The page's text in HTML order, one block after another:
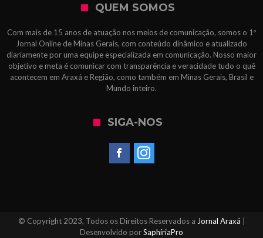
QUEM SOMOS
Com mais de 15 anos de atuação nos meios de comunicação, somos o 1º
Jornal Online de Minas Gerais, com conteúdo dinâmico e atualizado
diariamente por uma equipe especializada em comunicação. Nosso maior
objetivo e meta é comunicar com transparência e veracidade tudo o quê
acontecem em Araxá e Região, como também em Minas Gerais, Brasil e
Mundo inteiro.
SIGA-NOS
© Copyright 2023, Todos os Direitos Reservados a Jornal Araxá
Desenvolvido porSaphíriaPro